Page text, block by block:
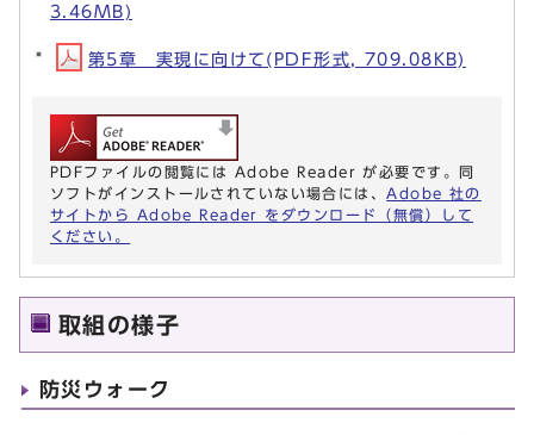
3.46MB)
第5章 実現に向けて(PDF形式, 709.08KB)
PDFファイルの閲覧には Adobe Reader が必要です。同
ソフトがインストールされていない場合には、 Adobe 社の
サイトから Adobe Reader をダウンロード（無償）して
ください。
取組の様子
防災ウォーク